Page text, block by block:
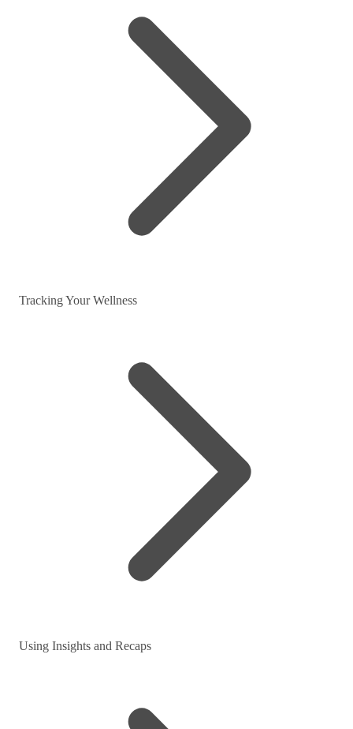
Tracking Your Wellness
Using Insights and Recaps